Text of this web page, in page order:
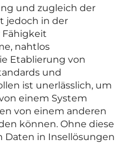
und zugleich der
jedoch in der
Fähigkeit
nahtlos
Etablierung von
und
ist unerlässlich, um
einem System
von einem anderen
können. Ohne diese
Daten in Insellösungen